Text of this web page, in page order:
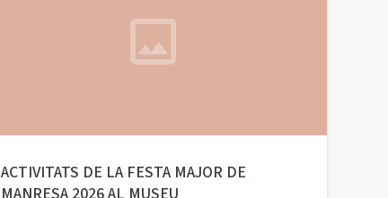
ACTIVITATS DE LA FESTA MAJOR DE